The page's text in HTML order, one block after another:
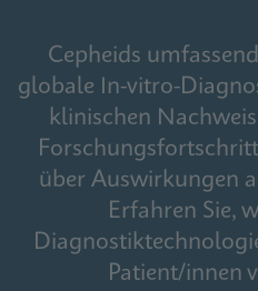
Cepheids
globale In-vitro-
klinischen
über Auswirkungen
Erfahren Sie,
Patient/innen